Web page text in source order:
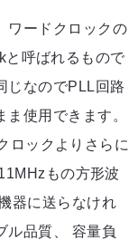
ワードクロックの
呼ばれるもので
じなのでPLL回路
使用できます。
ロックよりさらに
もの方形波
器に送らなけれ
ル品質、 容量負